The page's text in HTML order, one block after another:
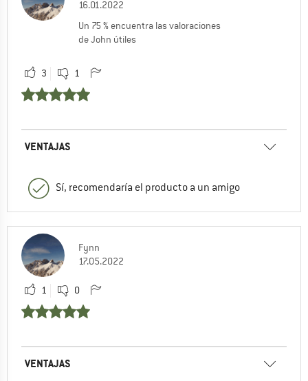
16.01.2022
Un 75 % encuentra las valoraciones
de John útiles
3 1
VENTAJAS
Sí, recomendaría el producto a un amigo
Fynn
17.05.2022
1 0
VENTAJAS